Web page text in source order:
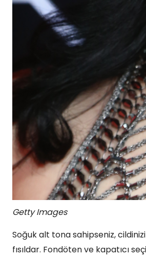
Getty Images
Soğuk alt tona sahipseniz,
fısıldar. Fondöten ve kapatıcı